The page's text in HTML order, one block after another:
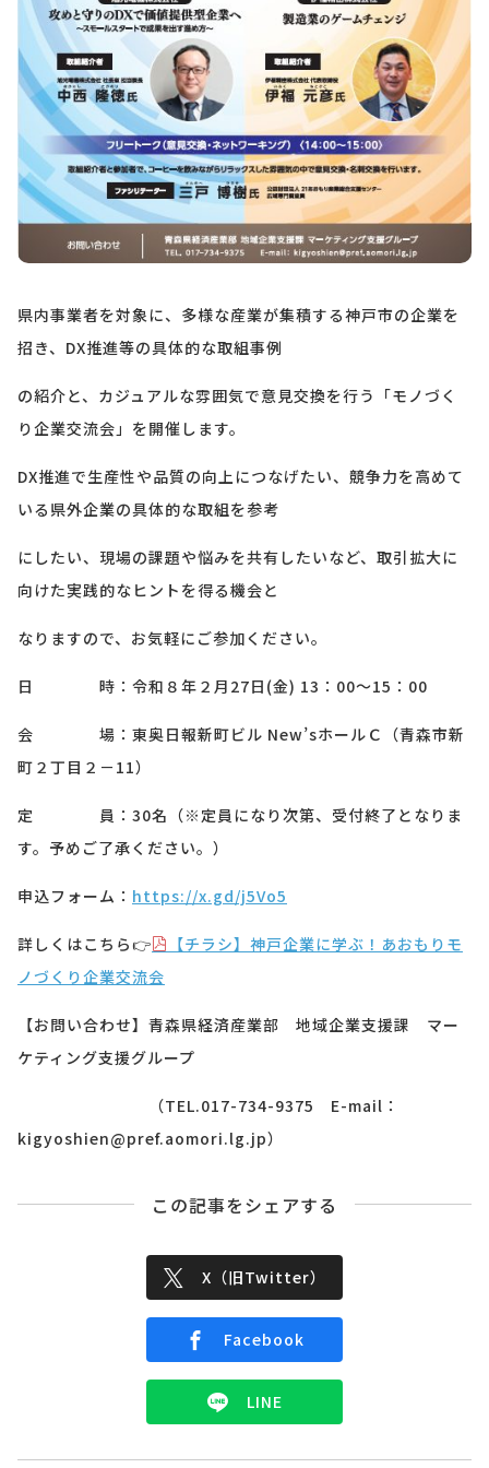
県内事業者を対象に、多様な産業が集積する神戸市の企業を
招き、DX推進等の具体的な取組事例
の紹介と、カジュアルな雰囲気で意見交換を行う「モノづく
り企業交流会」を開催します。
DX推進で生産性や品質の向上につなげたい、競争力を高めて
いる県外企業の具体的な取組を参考
にしたい、現場の課題や悩みを共有したいなど、取引拡大に
向けた実践的なヒントを得る機会と
なりますので、お気軽にご参加ください。
日 時：令和８年２月27日(金) 13：00～15：00
会 場：東奥日報新町ビル New’sホールＣ（青森市新
町２丁目２－11）
定 員：30名（※定員になり次第、受付終了となりま
す。予めご了承ください。）
申込フォーム： https://x.gd/j5Vo5
詳しくはこちら👉
【チラシ】神戸企業に学ぶ！あおもりモ
ノづくり企業交流会
【お問い合わせ】青森県経済産業部 地域企業支援課 マー
ケティング支援グループ
（TEL.017-734-9375 E-mail：
kigyoshien@pref.aomori.lg.jp）
この記事をシェアする
X（旧Twitter）
Facebook
LINE